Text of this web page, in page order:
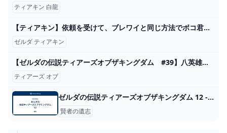
ティアキン 白龍
【ティアキン】依頼を受けて、ブレワイと同じ方法でボコ君を脱力させられるか試してみた【ドリカラ】【ゼルダの伝説ティアーズオブザキングダムTotK字幕実況バグ検証】 - YouTube
ゼルダ ティアキン
【ゼルダの伝説ティアーズオブザキングダム #39】八英雄を追って、宝珠探し！ - YouTube
ティアーズ オブ
ゼルダの伝説ティアーズオブザキングダム 12 - 雑記
賢者の遺志